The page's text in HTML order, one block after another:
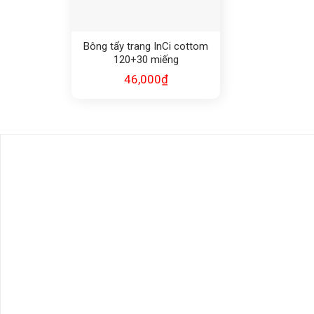
Bông tẩy trang InCi cottom
120+30 miếng
46,000₫